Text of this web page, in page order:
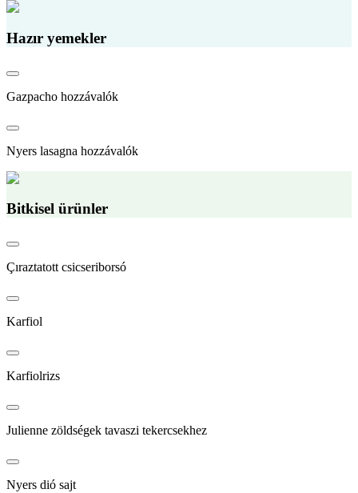
Hazır yemekler
Gazpacho hozzávalók
Nyers lasagna hozzávalók
Bitkisel ürünler
Çıraztatott csicseriborsó
Karfiol
Karfiolrizs
Julienne zöldségek tavaszi tekercsekhez
Nyers dió sajt